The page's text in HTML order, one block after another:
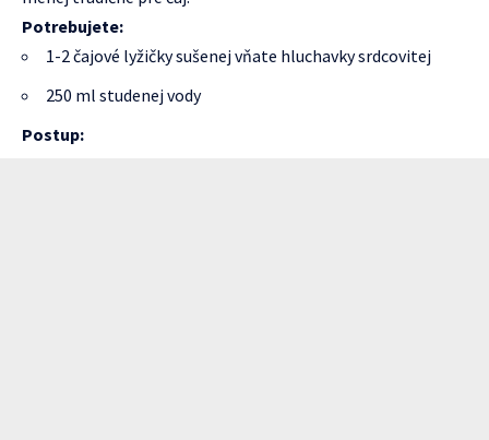
Potrebujete:
1-2 čajové lyžičky sušenej vňate hluchavky srdcovitej
250 ml studenej vody
Postup: